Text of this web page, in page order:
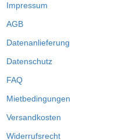
Impressum
AGB
Datenanlieferung
Datenschutz
FAQ
Mietbedingungen
Versandkosten
Widerrufsrecht